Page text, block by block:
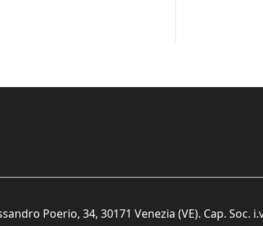
Poerio, 34, 30171 Venezia (VE). Cap. Soc.